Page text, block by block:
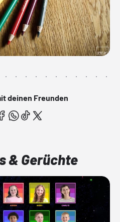
deinen Freunden
& Gerüchte